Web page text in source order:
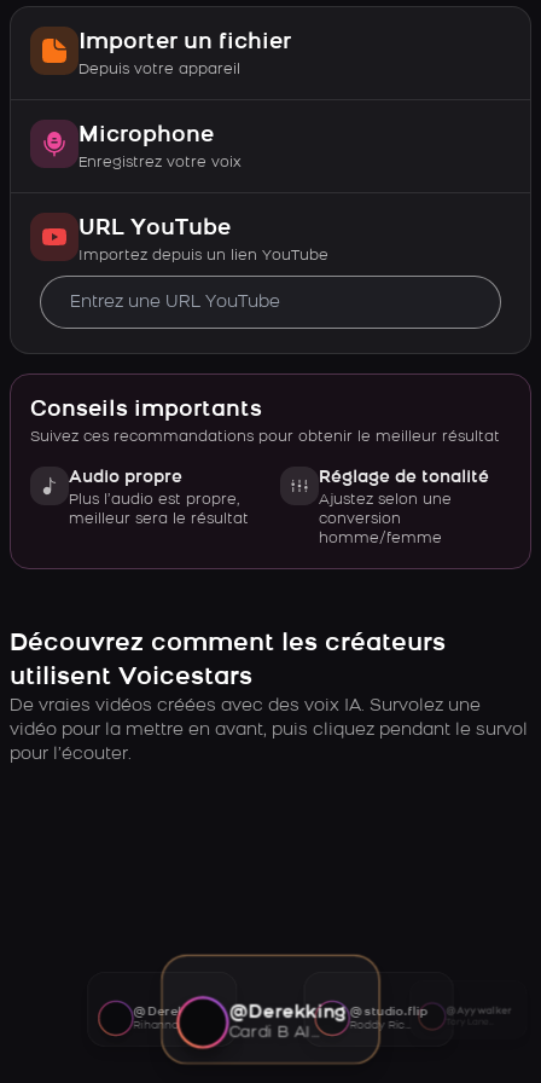
Importer un fichier
Depuis votre appareil
Microphone
Enregistrez votre voix
URL YouTube
Importez depuis un lien YouTube
Conseils importants
Suivez ces recommandations pour obtenir le meilleur résultat
Audio propre
Plus l’audio est propre,
meilleur sera le résultat
Réglage de tonalité
Ajustez selon une
conversion
homme/femme
Découvrez comment les créateurs
utilisent Voicestars
De vraies vidéos créées avec des voix IA. Survolez une
vidéo pour la mettre en avant, puis cliquez pendant le survol
pour l’écouter.
@Derekking
Cardi B AI voice
@studio.flip
Roddy Ricch AI voice
@Ayywalker
@Derekking
Rihanna AI voice